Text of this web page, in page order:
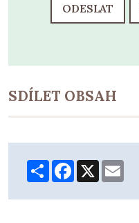
ODESLAT
SDÍLET OBSAH
ShareFacebook
X